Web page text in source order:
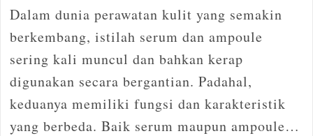
Dalam dunia perawatan kulit yang semakin
berkembang, istilah serum dan ampoule
sering kali muncul dan bahkan kerap
digunakan secara bergantian. Padahal,
keduanya memiliki fungsi dan karakteristik
yang berbeda. Baik serum maupun ampoule…